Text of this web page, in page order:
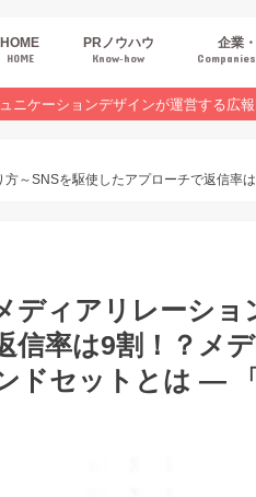
HOME
HOME
PRノウハウ
Know‐how
広報スキルUP
商品・サービスPR
デジタルPR
PRトレンド
イベントPR
業界コラム
オンラインセミナーレポート
企業
ニケーションデザインが運営する広
～SNSを駆使したアプローチで返信
ディアリレーショ
信率は9割！？メ
ドセットとは —